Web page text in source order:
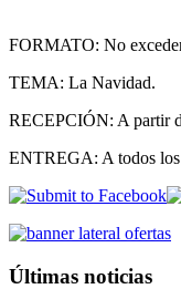
FORMATO: No
TEMA: La Navidad.
RECEPCIÓN: A partir
ENTREGA: A todos los
Últimas noticias